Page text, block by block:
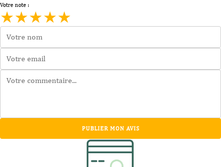
Votre note :
★★★★★
PUBLIER MON AVIS